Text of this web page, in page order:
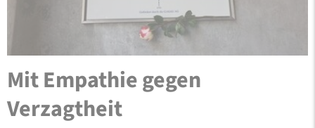
Mit Empathie gegen
Verzagtheit